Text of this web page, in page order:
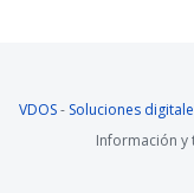
VDOS- Soluciones
Información